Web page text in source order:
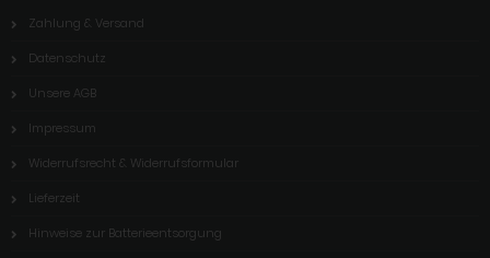
Zahlung & Versand
Datenschutz
Unsere AGB
Impressum
Widerrufsrecht & Widerrufsformular
Lieferzeit
Hinweise zur Batterieentsorgung